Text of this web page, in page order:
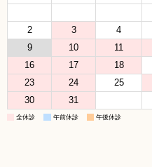
2
3 4
9
10 11
16
17 18
23
24 25
30
31
全休診 午前休診 午後休診